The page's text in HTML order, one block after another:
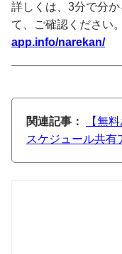
詳しくは、3分で分
て、ご確認ください。
app.info/narekan/
関連記事：
【無
スケジュール共有